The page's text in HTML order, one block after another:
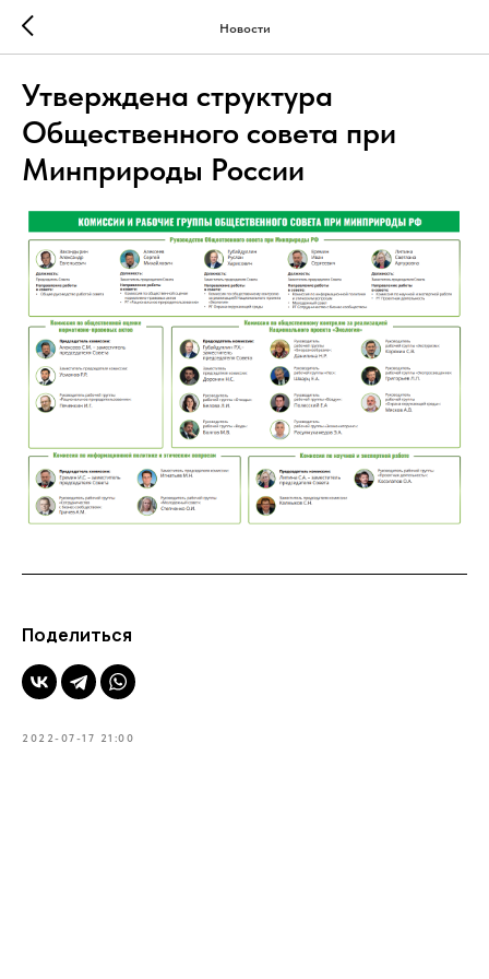
Новости
Утверждена структура
Общественного совета при
Минприроды России
Поделиться
2022-07-17 21:00